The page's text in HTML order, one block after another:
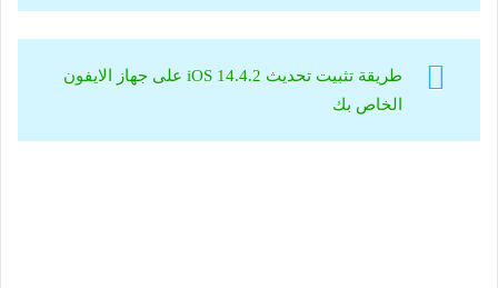
طريقة تثبيت تحديث iOS 14.4.2 على جهاز الايفون
الخاص بك